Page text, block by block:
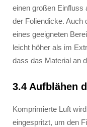
einen großen Einfluss
der Foliendicke. Auch
eines geeigneten
leicht höher als im
dass das Material an
3.4 Aufblähen
Komprimierte Luft
eingespritzt, um den